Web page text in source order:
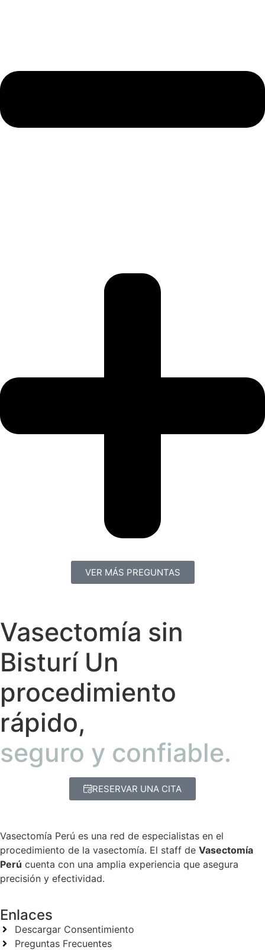
VER MÁS PREGUNTAS
Vasectomía sin
Bisturí Un
procedimiento
rápido,
seguro y confiable.
RESERVAR UNA CITA
Vasectomía Perú es una red de especialistas en el
procedimiento de la vasectomía. El staff de Vasectomía
Perú cuenta con una amplia experiencia que asegura
precisión y efectividad.
Enlaces
Descargar Consentimiento
Preguntas Frecuentes